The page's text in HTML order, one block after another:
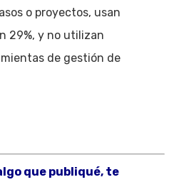
o proyectos, usan
29%, y no utilizan
de gestión de
que publiqué, te